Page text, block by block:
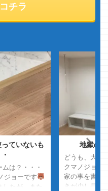
チラ
ていないも
は？・・・
ジョーです
たが、また
地獄の
どうも、大当
クマノジョー
家の事を書き
きが少し長い